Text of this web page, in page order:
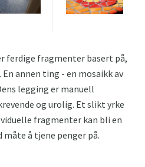
ferdige fragmenter basert på,
annen ting - en mosaikk av
legging er manuell
og urolig. Et slikt yrke
fragmenter kan bli en
måte å tjene penger på.